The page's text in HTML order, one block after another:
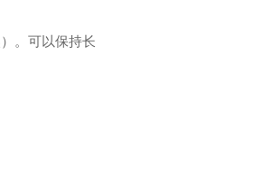
。可以保持长